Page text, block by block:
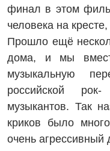
финал в этом
человека на
Прошло ещё
дома, и мы
музыкальную
российской
музыкантов. Так
криков было
очень агрессивный